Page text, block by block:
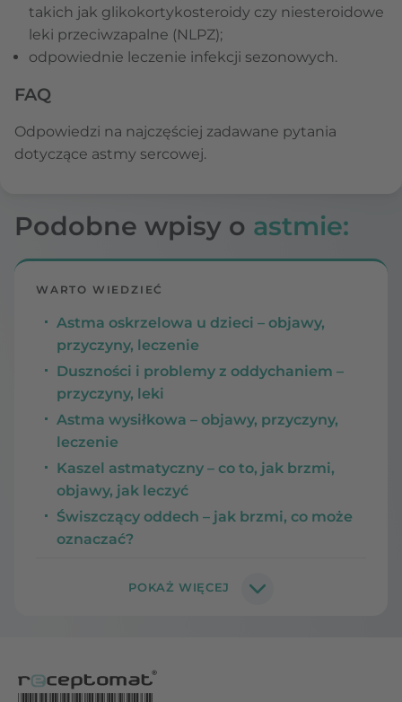
takich jak glikokortykosteroidy czy niesteroidowe
leki przeciwzapalne (NLPZ);
odpowiednie leczenie infekcji sezonowych.
FAQ
Odpowiedzi na najczęściej zadawane pytania
dotyczące astmy sercowej.
Podobne wpisy o astmie:
WARTO WIEDZIEĆ
Astma oskrzelowa u dzieci – objawy,
przyczyny, leczenie
Duszności i problemy z oddychaniem –
przyczyny, leki
Astma wysiłkowa – objawy, przyczyny,
leczenie
Kaszel astmatyczny – co to, jak brzmi,
objawy, jak leczyć
Świszczący oddech – jak brzmi, co może
oznaczać?